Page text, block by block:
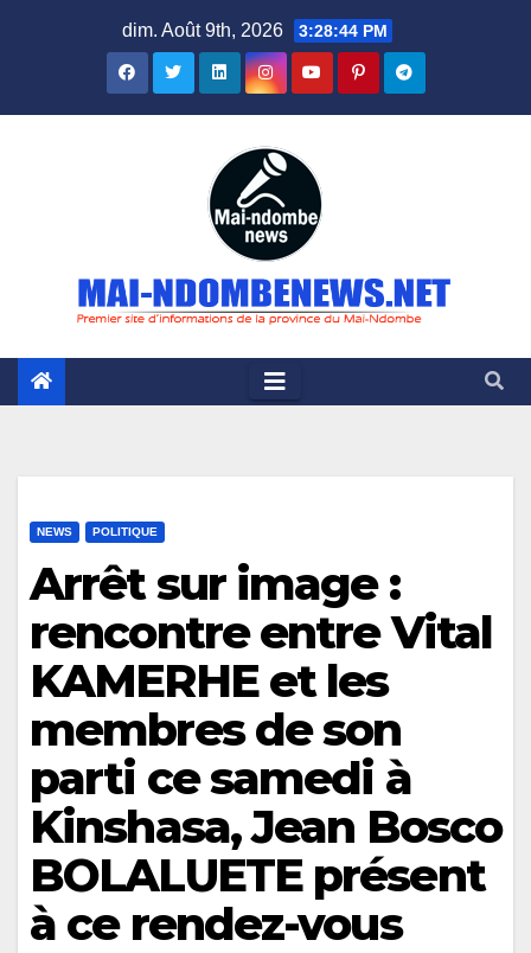
dim. Août 9th, 2026 3:28:45 PM
NEWS POLITIQUE
Arrêt sur image :
rencontre entre Vital
KAMERHE et les
membres de son
parti ce samedi à
Kinshasa, Jean Bosco
BOLALUETE présent
à ce rendez-vous